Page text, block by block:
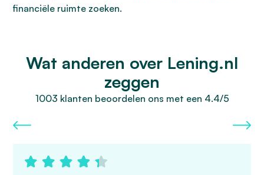
financiële ruimte zoeken.
Wat anderen over Lening.nl
zeggen
1003 klanten beoordelen ons met een 4.4/5